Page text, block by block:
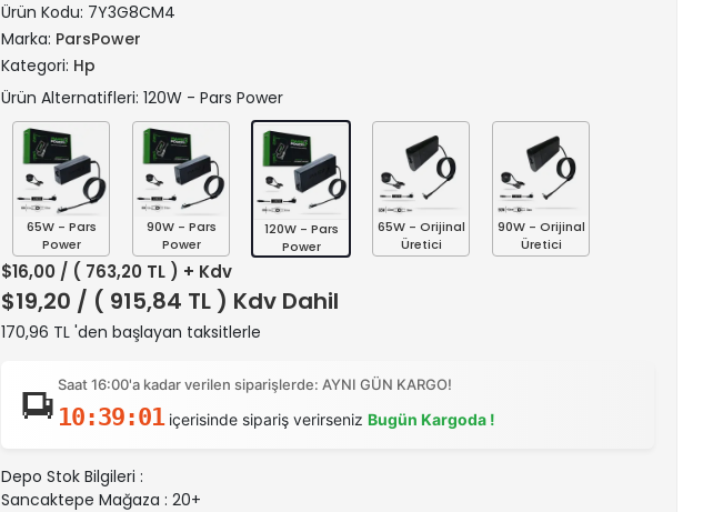
Ürün Kodu: 7Y3G8CM4
Marka: ParsPower
Kategori: Hp
Ürün Alternatifleri: 120W - Pars Power
65W - Pars
Power
90W - Pars
Power
120W - Pars
Power
65W - Orijinal
Üretici
90W - Orijinal
Üretici
$16,00 / ( 763,20 TL ) + Kdv
$19,20 / ( 915,84 TL ) Kdv Dahil
170,96 TL 'den başlayan taksitlerle
Saat 16:00'a kadar verilen siparişlerde: AYNI GÜN KARGO!
10:39:00içerisinde sipariş verirseniz Bugün Kargoda !
Depo Stok Bilgileri :
Sancaktepe Mağaza : 20+